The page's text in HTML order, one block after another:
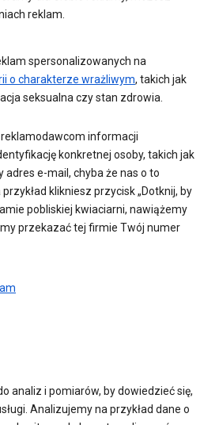
reklam.
spersonalizowanych na
o charakterze wrażliwym, takich jak
seksualna czy stan zdrowia.
informacji
konkretnej osoby, takich jak
adres e-mail, chyba że nas o to
klikniesz przycisk „Dotknij, by
pobliskiej kwiaciarni, nawiążemy
przekazać tej firmie Twój numer
analiz i pomiarów, by dowiedzieć się,
Analizujemy na przykład dane o